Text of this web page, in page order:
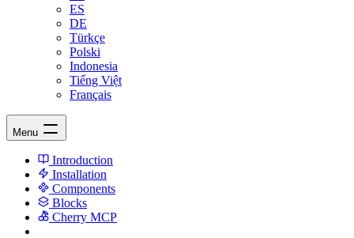
ES
DE
Türkçe
Polski
Indonesia
Tiếng Việt
Français
Menu
Introduction
Installation
Components
Blocks
Cherry MCP